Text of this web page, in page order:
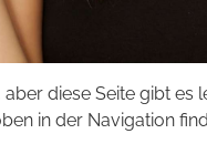
diese Seite gibt es
in der Navigation